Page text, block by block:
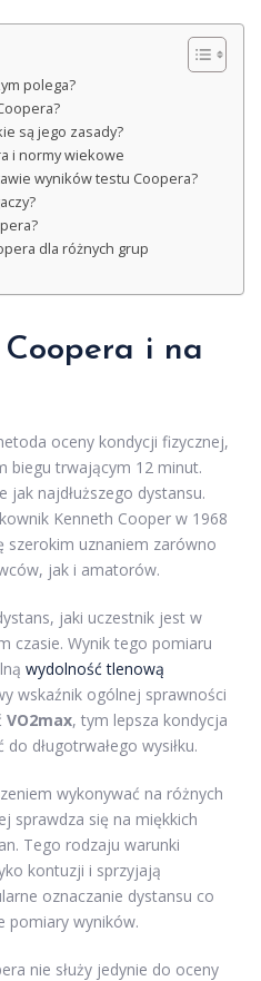
polega?
są jego zasady?
i normy wiekowe
wyników testu Coopera?
dla różnych grup
i na
oceny kondycji fizycznej,
biegu trwającym 12 minut.
jak najdłuższego dystansu.
Kenneth Cooper w 1968
szerokim uznaniem zarówno
jak i amatorów.
jaki uczestnik jest w
czasie. Wynik tego pomiaru
wydolność tlenową
wskaźnik ogólnej sprawności
VO2max, tym lepsza kondycja
długotrwałego wysiłku.
wykonywać na różnych
sprawdza się na miękkich
Tego rodzaju warunki
kontuzji i sprzyjają
oznaczanie dystansu co
pomiary wyników.
nie służy jedynie do oceny